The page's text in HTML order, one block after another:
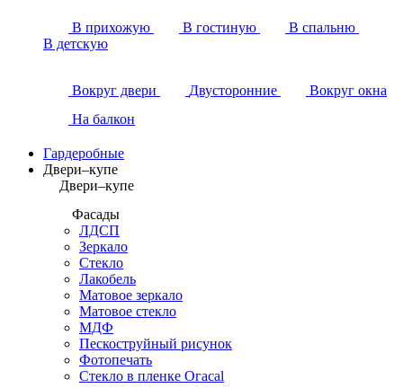
В прихожую В гостиную
В спальню
В детскую
Вокруг двери Двусторонние
Вокруг окна
На балкон
Гардеробные
Двери–купе
Двери–купе
Фасады
ЛДСП
Зеркало
Стекло
Лакобель
Матовое зеркало
Матовое стекло
МДФ
Пескоструйный рисунок
Фотопечать
Стекло в пленке Огасаl